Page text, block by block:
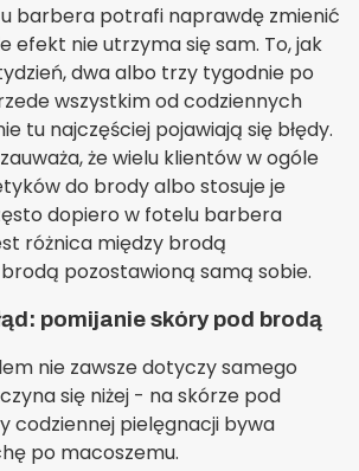
barbera potrafi naprawdę zmienić
efekt nie utrzyma się sam. To, jak
dwa albo trzy tygodnie po
wszystkim od codziennych
tu najczęściej pojawiają się błędy.
że wielu klientów w ogóle
do brody albo stosuje je
dopiero w fotelu barbera
różnica między brodą
pozostawioną samą sobie.
pomijanie skóry pod brodą
nie zawsze dotyczy samego
się niżej - na skórze pod
codziennej pielęgnacji bywa
po macoszemu.